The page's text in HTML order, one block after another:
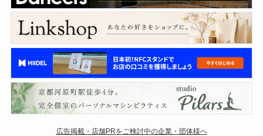
広告掲載・店舗PRをご検討中の企業・団体様へ